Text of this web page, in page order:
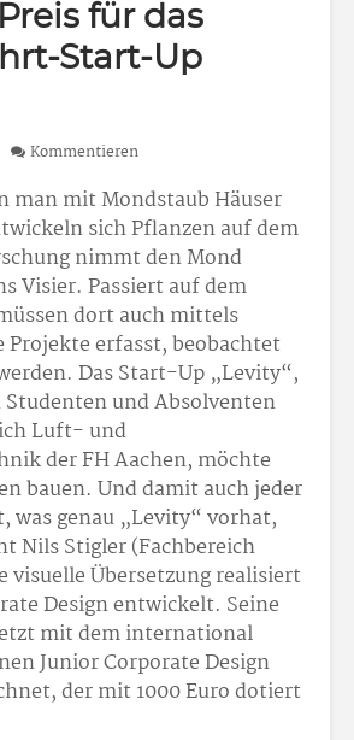
für das
Start-Up
Kommentieren
man mit Mondstaub Häuser
sich Pflanzen auf dem
nimmt den Mond
Visier. Passiert auf dem
dort auch mittels
Projekte erfasst, beobachtet
Das Start-Up „Levity“,
und Absolventen
Luft- und
der FH Aachen, möchte
bauen. Und damit auch jeder
was genau „Levity“ vorhat,
Nils Stigler (Fachbereich
visuelle Übersetzung realisiert
Design entwickelt. Seine
mit dem international
Junior Corporate Design
der mit 1000 Euro dotiert